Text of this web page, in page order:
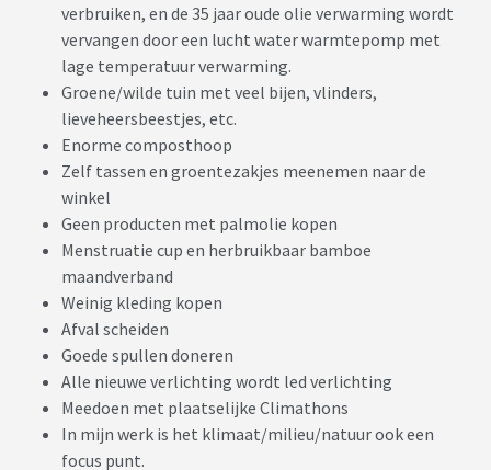
verbruiken, en de 35 jaar oude olie verwarming wordt
vervangen door een lucht water warmtepomp met
lage temperatuur verwarming.
Groene/wilde tuin met veel bijen, vlinders,
lieveheersbeestjes, etc.
Enorme composthoop
Zelf tassen en groentezakjes meenemen naar de
winkel
Geen producten met palmolie kopen
Menstruatie cup en herbruikbaar bamboe
maandverband
Weinig kleding kopen
Afval scheiden
Goede spullen doneren
Alle nieuwe verlichting wordt led verlichting
Meedoen met plaatselijke Climathons
In mijn werk is het klimaat/milieu/natuur ook een
focus punt.